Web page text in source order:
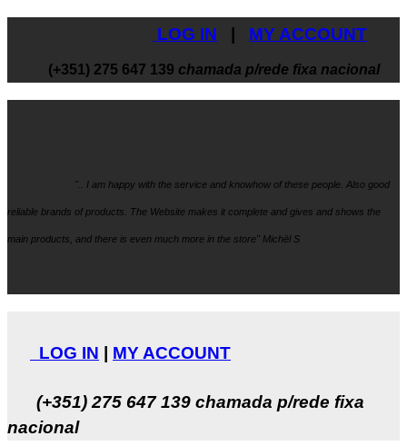
LOG IN MY ACCOUNT
(+351) 275 647 139 chamada p/rede fixa nacional
".. I am happy with the service and knowhow of these people. Also good
reliable brands of products. The Website makes it complete and gives and shows the
main products, and there is even much more in the store" Michël S
LOG IN MY ACCOUNT
(+351) 275 647 139 chamada p/rede fixa
nacional